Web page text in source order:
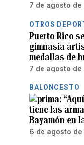
7 de agosto de
OTROS
Puerto Rico
gimnasia
medallas de
7 de agosto de
BALONCESTO
tiene las
Bayamón en
6 de agosto de